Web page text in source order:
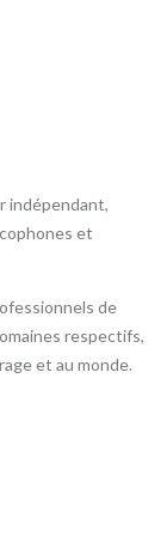
indépendant,
et
de
respectifs,
et au monde.